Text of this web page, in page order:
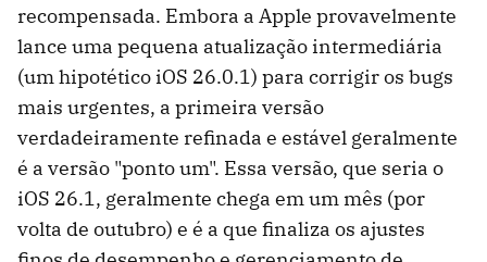
recompensada. Embora a Apple provavelmente
lance uma pequena atualização intermediária
(um hipotético iOS 26.0.1) para corrigir os bugs
mais urgentes, a primeira versão
verdadeiramente refinada e estável geralmente
é a versão "ponto um". Essa versão, que seria o
iOS 26.1, geralmente chega em um mês (por
volta de outubro) e é a que finaliza os ajustes